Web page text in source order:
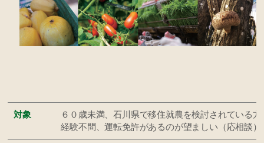
対象
６０歳未満、石川県で移住就農を検討されている方
経験不問、運転免許があるのが望ましい（応相談）